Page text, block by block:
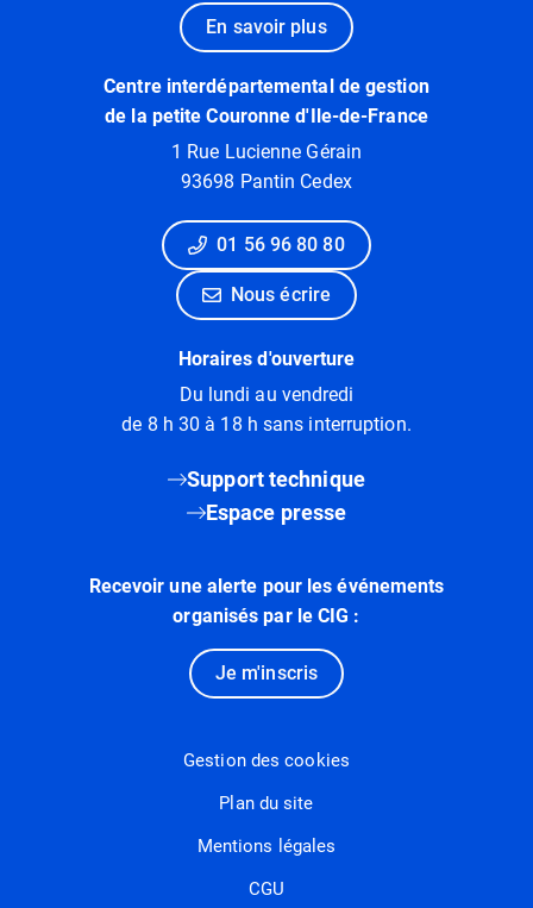
En savoir plus
Centre interdépartemental de gestion
de la petite Couronne d'Ile-de-France
1 Rue Lucienne Gérain
93698 Pantin Cedex
01 56 96 80 80
Nous écrire
Horaires d'ouverture
Du lundi au vendredi
de 8 h 30 à 18 h sans interruption.
Support technique
Espace presse
Recevoir une alerte pour les événements
organisés par le CIG :
Je m'inscris
Gestion des cookies
Plan du site
Mentions légales
CGU